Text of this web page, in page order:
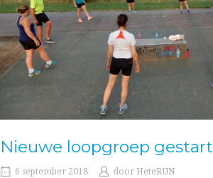
Nieuwe loopgroep gestart
6 september 2018 door HeteRUN